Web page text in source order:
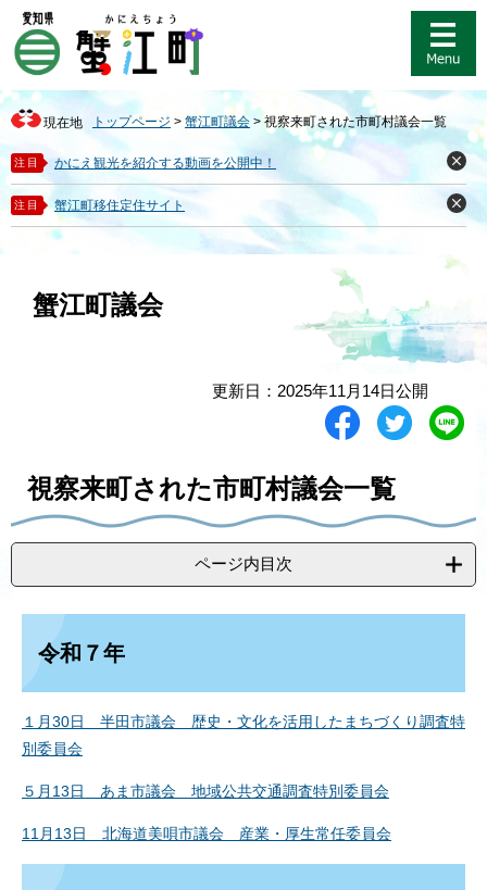
ジ
先
頭
で
す
。
ュ
を
飛
ば
し
て
本
現在地 トップページ > 蟹江町議会 > 視察来町された市町村議会一覧
注目 かにえ観光を紹介する動画を公開中！
閉
じ
る
注目 蟹江町移住定住サイト
閉
じ
蟹江町議会
更新日：2025年11月14日公開
シ
す
ツ
る
L
る
視察来町された市町村議会一覧
ページ内目次
令和７年
１月30日 半田市議会 歴史・文化を活用したまちづくり調査特
別委員会
５月13日 あま市議会 地域公共交通調査特別委員会
11月13日 北海道美唄市議会 産業・厚生常任委員会